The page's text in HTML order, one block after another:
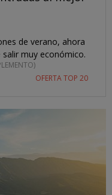
de verano, ahora
muy económico.
OFERTA TOP 20